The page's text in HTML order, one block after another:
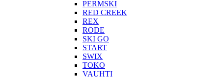
PERMSKI
RED CREEK
REX
RODE
SKI GO
START
SWIX
TOKO
VAUHTI